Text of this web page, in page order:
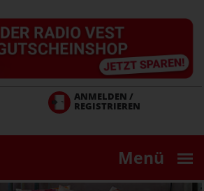
ANMELDEN /
REGISTRIEREN
Menü